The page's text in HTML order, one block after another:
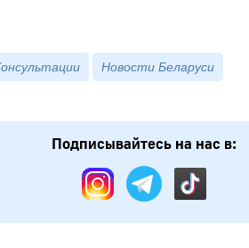
Новости Беларуси
на нас в: